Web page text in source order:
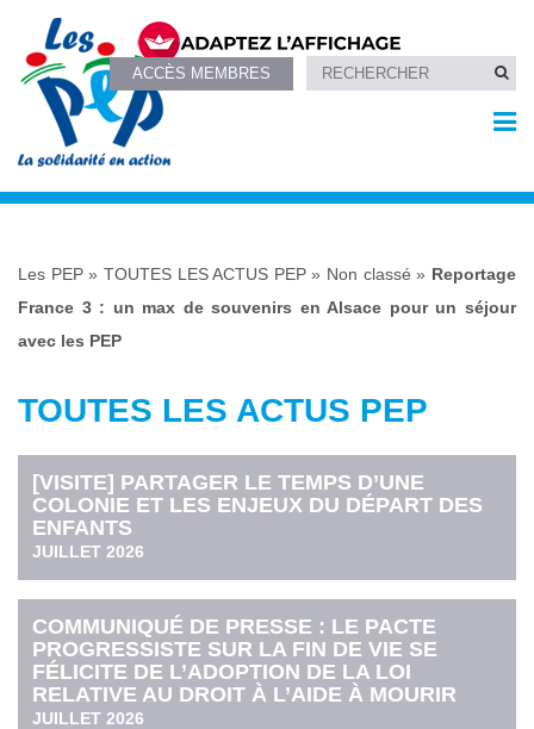
ACCÈS MEMBRES
Les PEP» TOUTES LES ACTUS PEP» Non classé » Reportage
France 3 : un max de souvenirs en Alsace pour un séjour
avec les PEP
TOUTES LES ACTUS PEP
[VISITE] PARTAGER LE TEMPS D’UNE
COLONIE ET LES ENJEUX DU DÉPART DES
ENFANTS
JUILLET 2026
COMMUNIQUÉ DE PRESSE : LE PACTE
PROGRESSISTE SUR LA FIN DE VIE SE
FÉLICITE DE L’ADOPTION DE LA LOI
RELATIVE AU DROIT À L’AIDE À MOURIR
JUILLET 2026